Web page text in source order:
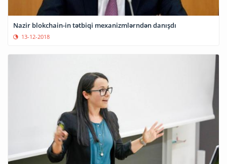
Nazir blokchain-in tətbiqi mexanizmlərndən danışdı
13-12-2018